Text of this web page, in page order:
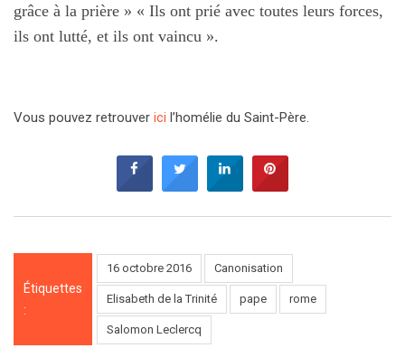
grâce à la prière » « Ils ont prié avec toutes leurs forces,
ils ont lutté, et ils ont vaincu ».
Vous pouvez retrouver ici l’homélie du Saint-Père.
Étiquettes
:
16 octobre 2016 Canonisation
Elisabeth de la Trinité pape rome
Salomon Leclercq